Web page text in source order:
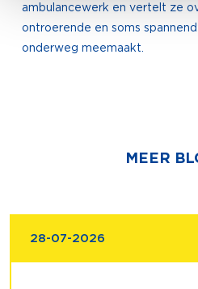
ambulancewerk en vertelt ze
ontroerende en soms
onderweg meemaakt.
MEER
28-07-2026